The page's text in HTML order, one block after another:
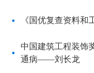
《国优复查资料
中国建筑工程装饰
通病——刘长龙